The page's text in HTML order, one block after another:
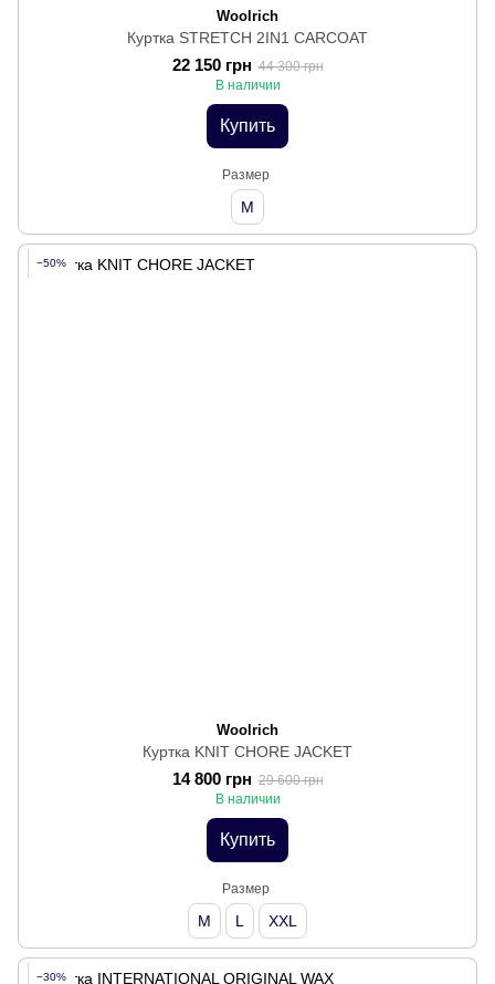
Woolrich
Куртка STRETCH 2IN1 CARCOAT
22 150 грн 44 300 грн
В наличии
Купить
Размер
M
−50%
Woolrich
Куртка KNIT CHORE JACKET
14 800 грн 29 600 грн
В наличии
Купить
Размер
M L XXL
−30%